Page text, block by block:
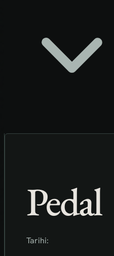
Pedal
Tarihi: